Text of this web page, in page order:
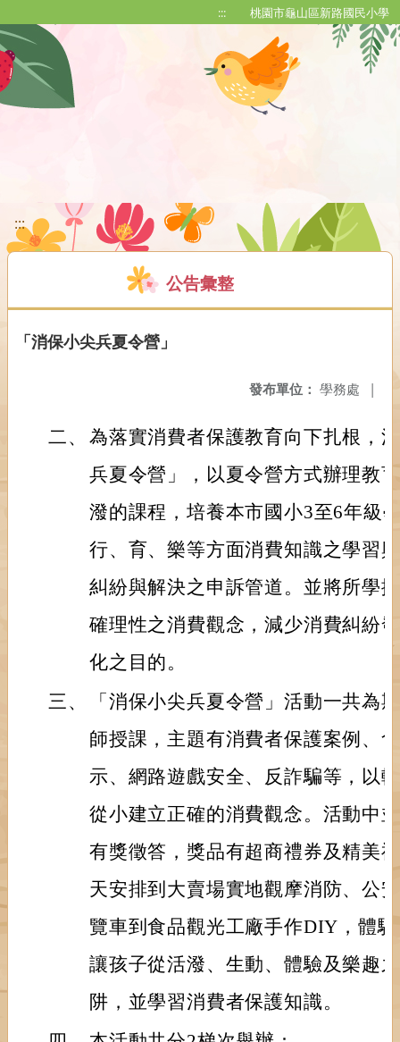
::: 桃園市龜山區新路國民小學
:::
公告彙整
「消保小尖兵夏令營」
發布單位： 學務處 |
二、 為落實消費者保護教育向下扎根，
兵夏令營」，以夏令營方式辦理教
潑的課程，培養本市國小3至6年級
行、育、樂等方面消費知識之學習
糾紛與解決之申訴管道。並將所學
確理性之消費觀念，減少消費糾紛
化之目的。
三、
「消保小尖兵夏令營」活動一共為
師授課，主題有消費者保護案例、
示、網路遊戲安全、反詐騙等，以
從小建立正確的消費觀念。活動中
有獎徵答，獎品有超商禮券及精美
天安排到大賣場實地觀摩消防、公
覽車到食品觀光工廠手作DIY，體
讓孩子從活潑、生動、體驗及樂趣
阱，並學習消費者保護知識。